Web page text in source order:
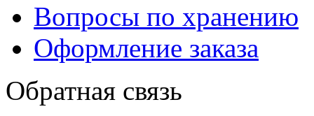
Вопросы по хранению
Оформление заказа
Обратная связь